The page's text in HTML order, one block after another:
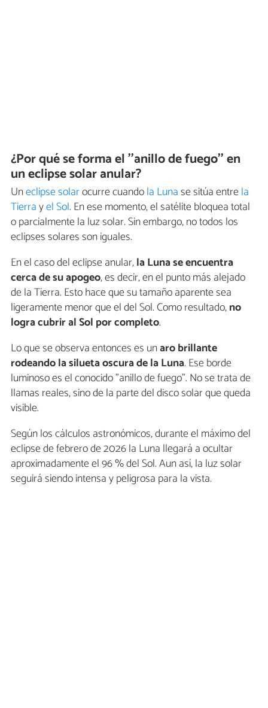
¿Por qué se forma el ''anillo de fuego'' en
un eclipse solar anular?
Uneclipse solarocurre cuandola Lunase sitúa entrela
Tierrayel Sol. En ese momento, el satélite bloquea total
o parcialmente la luz solar. Sin embargo, no todos los
eclipses solares son iguales.
En el caso del eclipse anular,la Luna se encuentra
cerca de su apogeo, es decir, en el punto más alejado
de la Tierra. Esto hace que su tamaño aparente sea
ligeramente menor que el del Sol. Como resultado,no
logra cubrir al Sol por completo.
Lo que se observa entonces es unaro brillante
rodeando la silueta oscura de la Luna. Ese borde
luminoso es el conocido "anillo de fuego". No se trata de
llamas reales, sino de la parte del disco solar que queda
visible.
Según los cálculos astronómicos, durante el máximo del
eclipse de febrero de 2026 la Luna llegará a ocultar
aproximadamente el 96 % del Sol. Aun así, la luz solar
seguirá siendo intensa y peligrosa para la vista.